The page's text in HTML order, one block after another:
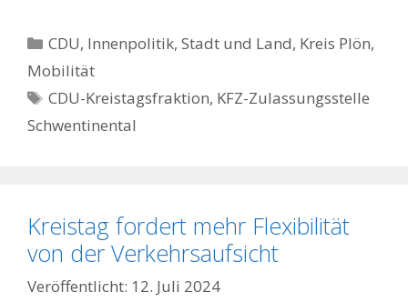
Kategorien
CDU, Innenpolitik, Stadt und Land, Kreis Plön,
Mobilität
Schlagwörter
CDU-Kreistagsfraktion, KFZ-Zulassungsstelle
Schwentinental
Kreistag fordert mehr Flexibilität
von der Verkehrsaufsicht
12. Juli 2024